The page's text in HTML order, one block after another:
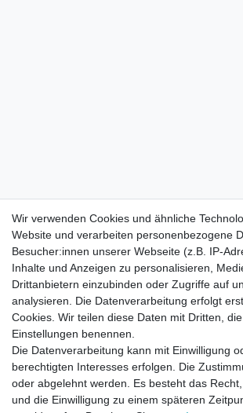
Wir verwenden Cookies und ähnliche
Website und verarbeiten personenbezogene
Besucher:innen unserer Webseite (z.B. IP-
Inhalte und Anzeigen zu personalisieren,
Drittanbietern einzubinden oder Zugriffe auf
analysieren. Die Datenverarbeitung erfolgt
Cookies. Wir teilen diese Daten mit Dritten,
Einstellungen benennen.
Die Datenverarbeitung kann mit Einwilligung
berechtigten Interesses erfolgen. Die
oder abgelehnt werden. Es besteht das
und die Einwilligung zu einem späteren